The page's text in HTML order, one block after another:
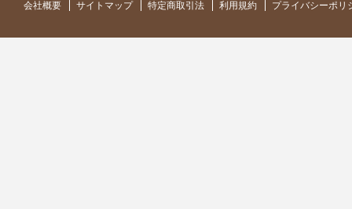
会社概要 サイトマップ 特定商取引法 利用規約 プライバシーポリ